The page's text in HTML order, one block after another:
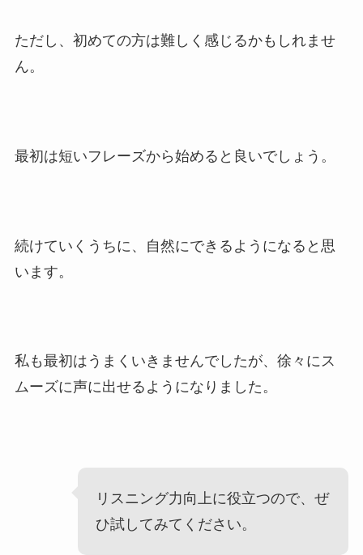
ただし、初めての方は難しく感じるかもしれませ
ん。
最初は短いフレーズから始めると良いでしょう。
続けていくうちに、自然にできるようになると思
います。
私も最初はうまくいきませんでしたが、徐々にス
ムーズに声に出せるようになりました。
リスニング力向上に役立つので、ぜ
ひ試してみてください。